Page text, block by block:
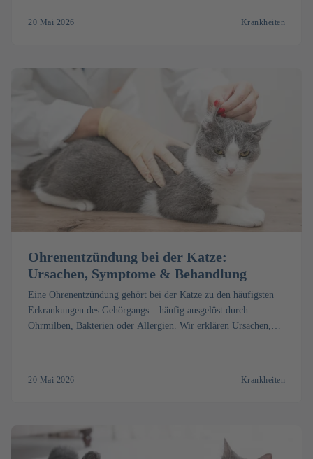
20 Mai 2026 Krankheiten
Ohrenentzündung bei der Katze:
Ursachen, Symptome & Behandlung
Eine Ohrenentzündung gehört bei der Katze zu den häufigsten
Erkrankungen des Gehörgangs – häufig ausgelöst durch
Ohrmilben, Bakterien oder Allergien. Wir erklären Ursachen,
20 Mai 2026 Krankheiten